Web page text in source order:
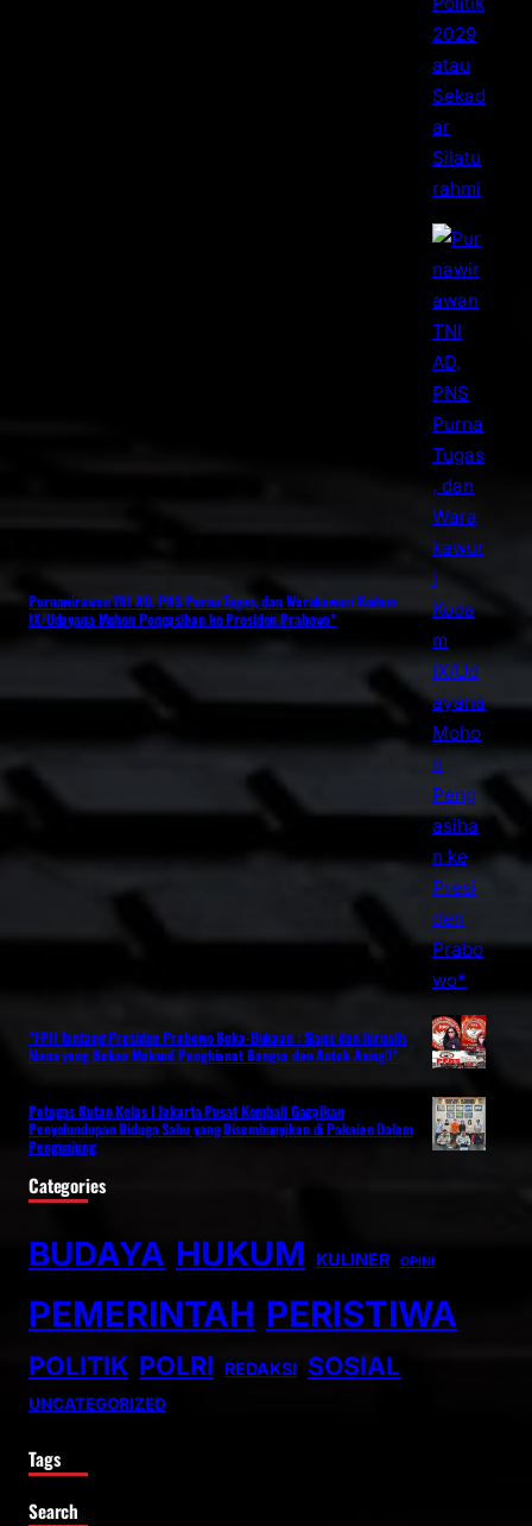
Purnawirawan TNI AD, PNS Purna Tugas, dan Warakawuri Kodam
IX/Udayana Mohon Pengasihan ke Presiden Prabowo*
*FPII Tantang Presiden Prabowo Buka-Bukaan : Siapa dan Jurnalis
Mana yang Beliau Maksud Penghianat Bangsa dan Antek Asing!!*
Petugas Rutan Kelas I Jakarta Pusat Kembali Gagalkan
Penyelundupan Diduga Sabu yang Disembunyikan di Pakaian Dalam
Pengunjung
Categories
BUDAYA HUKUM KULINER OPINI
PEMERINTAH PERISTIWA
POLITIK POLRI REDAKSI SOSIAL
UNCATEGORIZED
Tags
Search